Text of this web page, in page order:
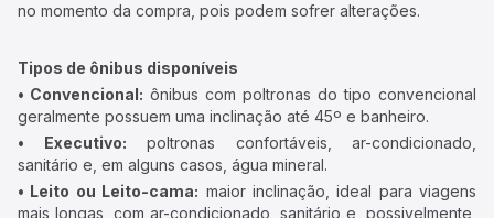
no momento da compra, pois podem sofrer alterações.
Tipos de ônibus disponíveis
• Convencional: ônibus com poltronas do tipo convencional
geralmente possuem uma inclinação até 45º e banheiro.
• Executivo: poltronas confortáveis, ar-condicionado,
sanitário e, em alguns casos, água mineral.
• Leito ou Leito-cama: maior inclinação, ideal para viagens
mais longas, com ar-condicionado, sanitário e, possivelmente,